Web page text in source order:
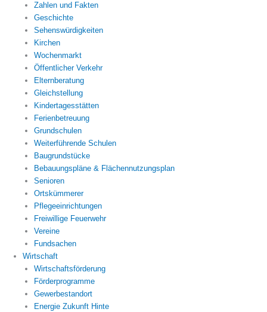
Zahlen und Fakten
Geschichte
Sehenswürdigkeiten
Kirchen
Wochenmarkt
Öffentlicher Verkehr
Elternberatung
Gleichstellung
Kindertagesstätten
Ferienbetreuung
Grundschulen
Weiterführende Schulen
Baugrundstücke
Bebauungspläne & Flächennutzungsplan
Senioren
Ortskümmerer
Pflegeeinrichtungen
Freiwillige Feuerwehr
Vereine
Fundsachen
Wirtschaft
Wirtschaftsförderung
Förderprogramme
Gewerbestandort
Energie Zukunft Hinte